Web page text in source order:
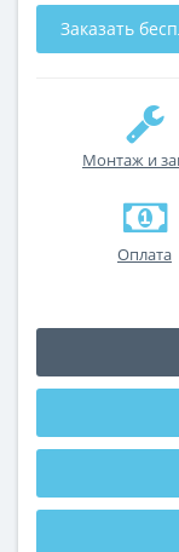
Заказать
Монтаж и
Оплата